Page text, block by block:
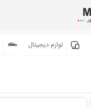
لوازم دیجیتال